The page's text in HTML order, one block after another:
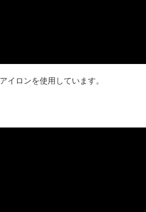
イロンを使用しています。